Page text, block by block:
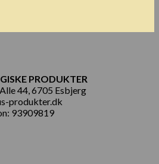
PRODUKTER
44, 6705 Esbjerg
produkter.dk
93909819